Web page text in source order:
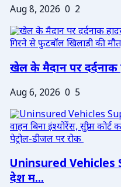
Aug 8, 2026 0 2
खेल के मैदान पर दर्दनाक
Aug 6, 2026 0 5
Uninsured Vehicles
देश म...